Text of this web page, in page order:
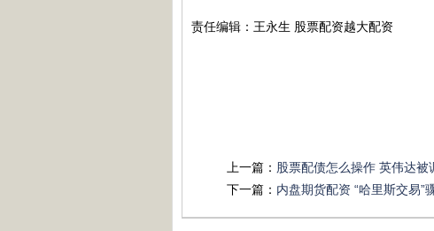
责任编辑：王永生 股票配资越大配资
上一篇： 股票配债怎么操作 英伟达被
下一篇： 内盘期货配资 “哈里斯交易”